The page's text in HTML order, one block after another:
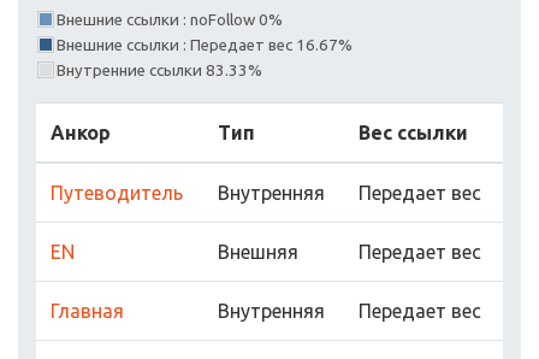
Внешние ссылки : noFollow 0%
Внешние ссылки : Передает вес 16.67%
Внутренние ссылки 83.33%
Анкор Тип Вес ссылки
Путеводитель Внутренняя Передает вес
EN Внешняя Передает вес
Главная Внутренняя Передает вес